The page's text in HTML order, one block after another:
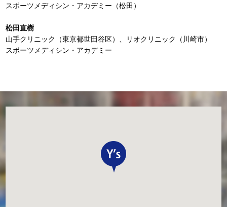
スポーツメディシン・アカデミー（松田）
松田直樹
山手クリニック（東京都世田谷区）、リオクリニック（川崎市）
スポーツメディシン・アカデミー